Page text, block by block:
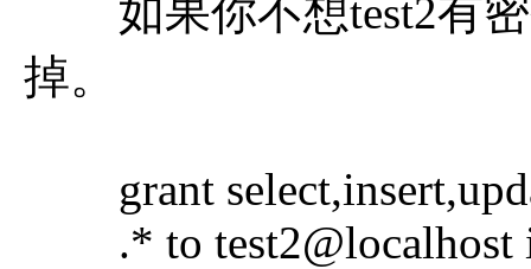
如果你不想test2有密
掉。
grant
.* to test2@localhost